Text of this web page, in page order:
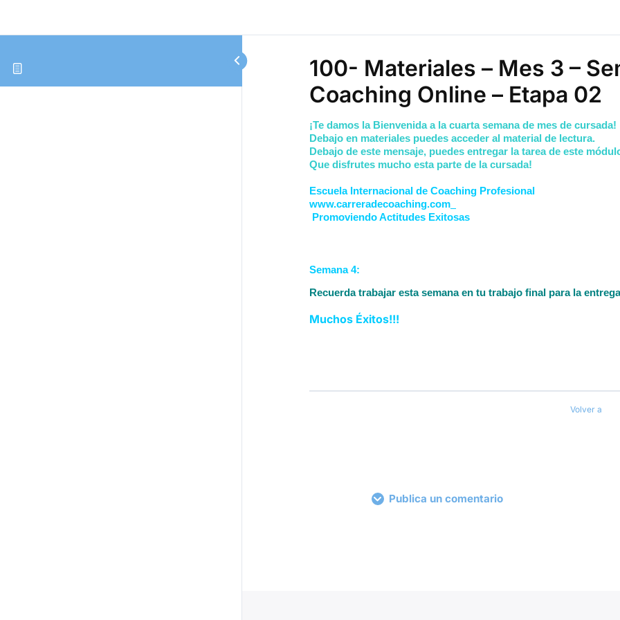
100- Materiales – Mes 3 –
Coaching Online – Etapa 02
¡Te damos la Bienvenida a la cuarta semana de mes de cursada!
Debajo en materiales puedes acceder al material de lectura.
Debajo de este mensaje, puedes entregar la tarea de este
Que disfrutes mucho esta parte de la cursada!
Escuela Internacional de Coaching Profesional
www.carreradecoaching.com
Promoviendo Actitudes Exitosas
Semana 4:
Recuerda trabajar esta semana en tu trabajo final para la
Muchos Éxitos!!!
Volver a
Publica un comentario